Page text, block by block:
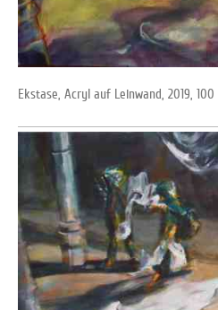
Ekstase, Acryl auf Leinwand, 2019, 100